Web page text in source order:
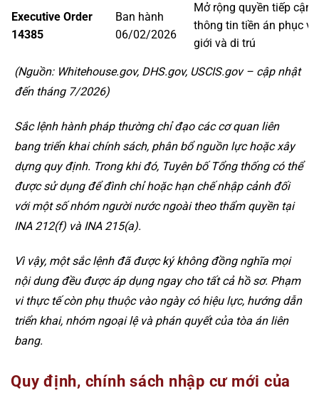
Executive Order
14385
Ban hành
06/02/2026
Mở rộng quyền tiếp cận
thông tin tiền án phục
giới và di trú
(Nguồn: Whitehouse.gov, DHS.gov, USCIS.gov – cập nhật
đến tháng 7/2026)
Sắc lệnh hành pháp thường chỉ đạo các cơ quan liên
bang triển khai chính sách, phân bổ nguồn lực hoặc xây
dựng quy định. Trong khi đó, Tuyên bố Tổng thống có thể
được sử dụng để đình chỉ hoặc hạn chế nhập cảnh đối
với một số nhóm người nước ngoài theo thẩm quyền tại
INA 212(f) và INA 215(a).
Vì vậy, một sắc lệnh đã được ký không đồng nghĩa mọi
nội dung đều được áp dụng ngay cho tất cả hồ sơ. Phạm
vi thực tế còn phụ thuộc vào ngày có hiệu lực, hướng dẫn
triển khai, nhóm ngoại lệ và phán quyết của tòa án liên
bang.
Quy định, chính sách nhập cư mới của